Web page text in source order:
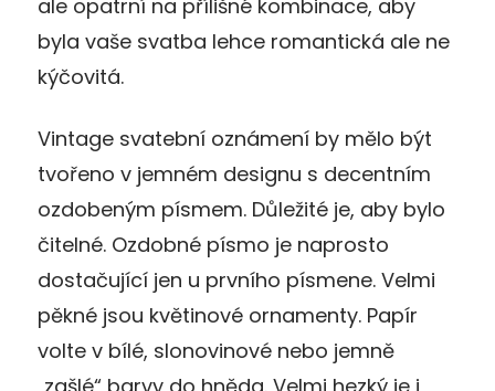
ale opatrní na přílišné kombinace, aby
byla vaše svatba lehce romantická ale ne
kýčovitá.
Vintage svatební oznámení by mělo být
tvořeno v jemném designu s decentním
ozdobeným písmem. Důležité je, aby bylo
čitelné. Ozdobné písmo je naprosto
dostačující jen u prvního písmene. Velmi
pěkné jsou květinové ornamenty. Papír
volte v bílé, slonovinové nebo jemně